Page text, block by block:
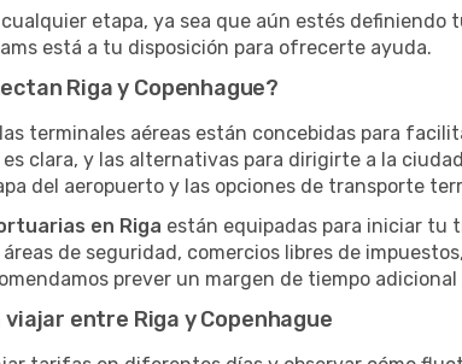
etapa, ya sea que aún estés
está a tu disposición para ofrecerte ayuda.
Riga y Copenhague?
terminales aéreas están concebidas para
clara, y las alternativas para dirigirte a la
del aeropuerto y las opciones de transporte
en Riga están equipadas para iniciar tu
de seguridad, comercios libres de
prever un margen de tiempo
entre Riga y Copenhague